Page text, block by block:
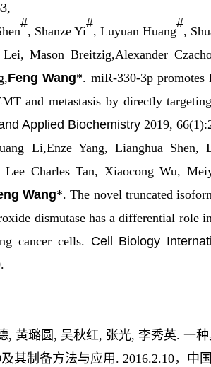
#
, Shanze Yi
#
, Luyuan Huang
#
,
Mason Breitzig,Alexander
Feng Wang*. miR-330-3p promotes
and metastasis by directly
Applied Biochemistry 2019,
Li,Enze Yang, Lianghua Shen,
Charles Tan, Xiaocong Wu,
Wang*. The novel truncated
dismutase has a differential role
cancer cells. Cell Biology
, 黄璐圆, 吴秋红, 张光, 李秀英. 一
其制备方法与应用. 2016.2.10，中